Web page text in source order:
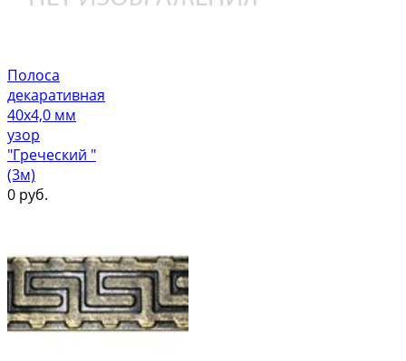
Полоса
декаративная
40х4,0 мм
узор
"Греческий "
(3м)
0 руб.